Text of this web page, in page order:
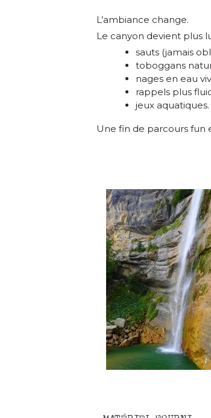
L’ambiance change.
Le canyon devient plus
sauts (jamais
toboggans
nages en eau
rappels plus
jeux aquatiques.
Une fin de parcours fun